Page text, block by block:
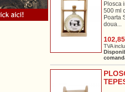
Plosca
500 ml
Poarta
doua...
TVA